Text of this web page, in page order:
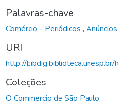
Palavras-chave
Comércio - Periódicos , Anúncios
URI
http://
Coleções
O Commercio de São Paulo